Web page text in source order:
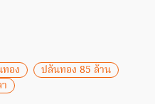
อง
ปล้นทอง 85 ล้าน